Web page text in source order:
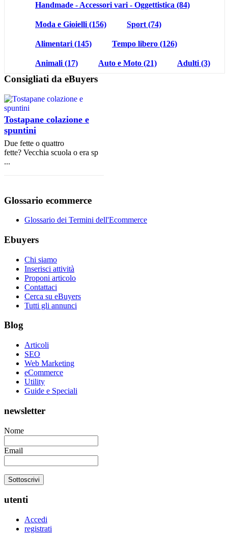
Handmade - Accessori vari - Oggettistica (84)
Moda e Gioielli (156) Sport (74)
Alimentari (145) Tempo libero (126)
Animali (17) Auto e Moto (21) Adulti (3)
Consigliati da eBuyers
Tostapane colazione e
spuntini
Due fette o quattro
fette? Vecchia scuola o era sp
...
Glossario ecommerce
Glossario dei Termini dell'Ecommerce
Ebuyers
Chi siamo
Inserisci attività
Proponi articolo
Contattaci
Cerca su eBuyers
Tutti gli annunci
Blog
Articoli
SEO
Web Marketing
eCommerce
Utility
Guide e Speciali
newsletter
Nome
Email
utenti
Accedi
registrati